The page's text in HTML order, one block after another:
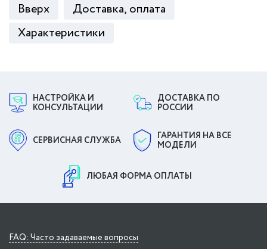
Вверх
Доставка, оплата
Характеристики
НАСТРОЙКА И
КОНСУЛЬТАЦИИ
ДОСТАВКА ПО
РОССИИ
СЕРВИСНАЯ СЛУЖБА
ГАРАНТИЯ НА ВСЕ
МОДЕЛИ
ЛЮБАЯ ФОРМА ОПЛАТЫ
FAQ: Часто задаваемые вопросы